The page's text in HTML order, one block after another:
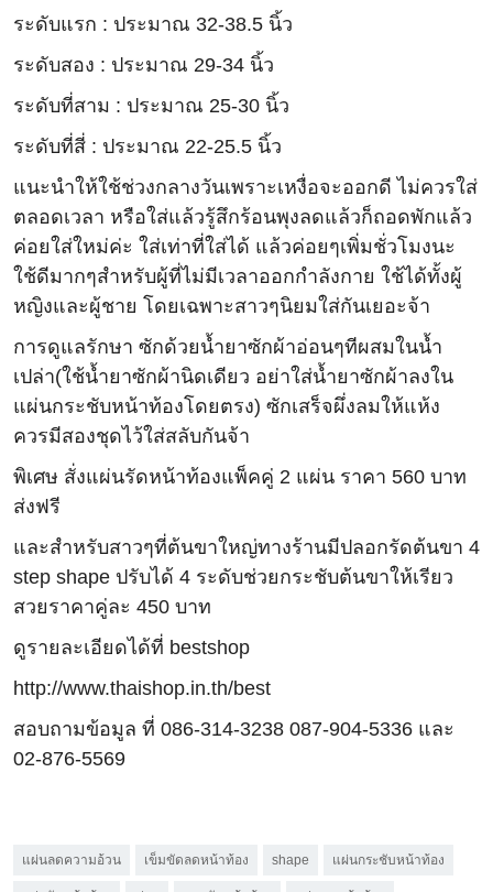
ระดับแรก : ประมาณ 32-38.5 นิ้ว
ระดับสอง : ประมาณ 29-34 นิ้ว
ระดับที่สาม : ประมาณ 25-30 นิ้ว
ระดับที่สี่ : ประมาณ 22-25.5 นิ้ว
แนะนำให้ใช้ช่วงกลางวันเพราะเหงื่อจะออกดี ไม่ควรใส่
ตลอดเวลา หรือใส่แล้วรู้สึกร้อนพุงลดแล้วก็ถอดพักแล้ว
ค่อยใส่ใหม่ค่ะ ใส่เท่าที่ใส่ได้ แล้วค่อยๆเพิ่มชั่วโมงนะ
ใช้ดีมากๆสำหรับผู้ที่ไม่มีเวลาออกกำลังกาย ใช้ได้ทั้งผู้
หญิงและผู้ชาย โดยเฉพาะสาวๆนิยมใส่กันเยอะจ้า
การดูแลรักษา ซักด้วยน้ำยาซักผ้าอ่อนๆทีผสมในน้ำ
เปล่า(ใช้น้ำยาซักผ้านิดเดียว อย่าใส่น้ำยาซักผ้าลงใน
แผ่นกระชับหน้าท้องโดยตรง) ซักเสร็จผึ่งลมให้แห้ง
ควรมีสองชุดไว้ใส่สลับกันจ้า
พิเศษ สั่งแผ่นรัดหน้าท้องแพ็คคู่ 2 แผ่น ราคา 560 บาท
ส่งฟรี
และสำหรับสาวๆที่ต้นขาใหญ่ทางร้านมีปลอกรัดต้นขา 4
step shape ปรับได้ 4 ระดับช่วยกระชับต้นขาให้เรียว
สวยราคาคู่ละ 450 บาท
ดูรายละเอียดได้ที่ bestshop
http://www.thaishop.in.th/best
สอบถามข้อมูล ที่ 086-314-3238 087-904-5336 และ
02-876-5569
แผ่นลดความอ้วน เข็มขัดลดหน้าท้อง shape แผ่นกระชับหน้าท้อง